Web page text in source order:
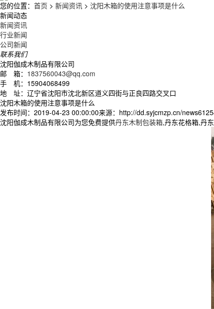
您的位置： 首页 > 新闻资讯 > 沈阳木箱的使用注意事项是什么
新闻动态
新闻资讯
行业新闻
公司新闻
联系我们
沈阳伽成木制品有限公司
邮 箱： 1837560043@qq.com
手 机：15904068499
地 址：辽宁省沈阳市沈北新区道义四街与正良四路交叉口
沈阳木箱的使用注意事项是什么
发布时间：2019-04-23 00:00:00来源：http://dd.syjcmzp.cn/
沈阳伽成木制品有限公司为您免费提供丹东木制包装箱,丹东花格箱,丹